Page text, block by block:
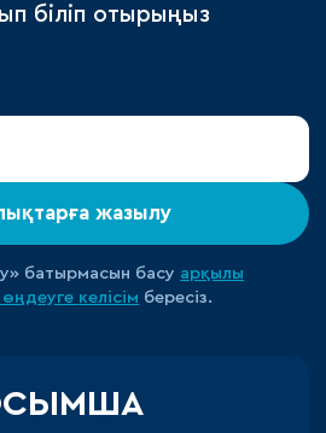
біліп отырыңыз
жазылу
батырмасын басу арқылы
өңдеуге келісім бересіз.